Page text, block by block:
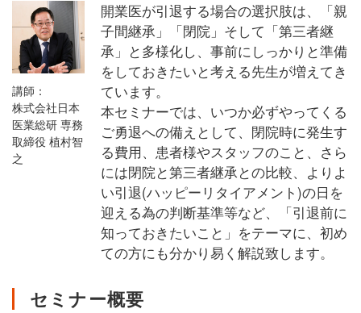
講師：
株式会社日本
医業総研 専務
取締役 植村智
之
開業医が引退する場合の選択肢は、「親
子間継承」「閉院」そして「第三者継
承」と多様化し、事前にしっかりと準備
をしておきたいと考える先生が増えてき
ています。
本セミナーでは、いつか必ずやってくる
ご勇退への備えとして、閉院時に発生す
る費用、患者様やスタッフのこと、さら
には閉院と第三者継承との比較、よりよ
い引退(ハッピーリタイアメント)の日を
迎える為の判断基準等など、「引退前に
知っておきたいこと」をテーマに、初め
ての方にも分かり易く解説致します。
セミナー概要